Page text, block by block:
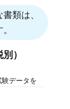
類は、
）
データを